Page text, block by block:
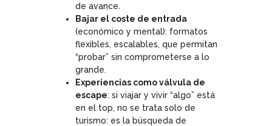
de avance.
Bajar el coste de entrada
(económico y mental): formatos
flexibles, escalables, que permitan
“probar” sin comprometerse a lo
grande.
Experiencias como válvula de
escape: si viajar y vivir “algo” está
en el top, no se trata solo de
turismo: es la búsqueda de